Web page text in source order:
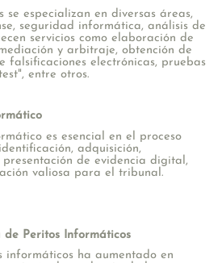
se especializan en diversas áreas,
seguridad informática, análisis de
servicios como elaboración de
y arbitraje, obtención de
falsificaciones electrónicas, pruebas
entre otros.
es esencial en el proceso
adquisición,
presentación de evidencia digital,
valiosa para el tribunal.
de Peritos Informáticos
informáticos ha aumentado en